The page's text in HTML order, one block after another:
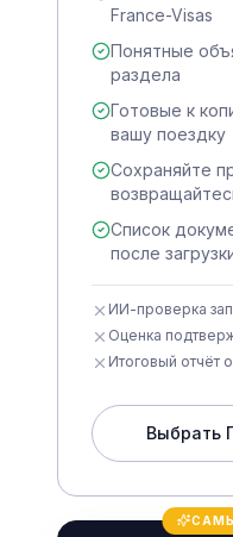
France-Visas
Понятные
раздела
Готовые к
вашу поездку
Сохраняйте
Список
после
ИИ-проверка
Оценка
Итоговый отчёт
Выбрать